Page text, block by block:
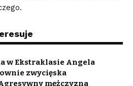
w Ekstraklasie Angela
zwycięska
mężczyzna